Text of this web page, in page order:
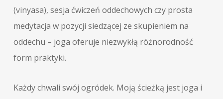
(vinyasa), sesja ćwiczeń oddechowych czy prosta
medytacja w pozycji siedzącej ze skupieniem na
oddechu – joga oferuje niezwykłą różnorodność
form praktyki.
Każdy chwali swój ogródek. Moją ścieżką jest joga i